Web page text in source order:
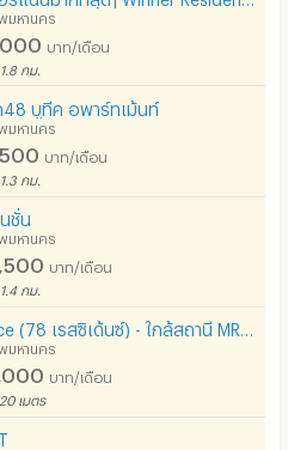
พมหานคร
บาท/เดือน
กม.
48 บูทีค อพาร์ทเม้นท์
พมหานคร
บาท/เดือน
กม.
ชั่น
พมหานคร
บาท/เดือน
กม.
พมหานคร
บาท/เดือน
เมตร